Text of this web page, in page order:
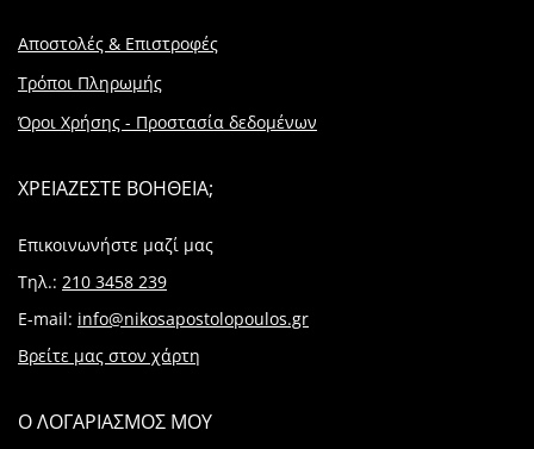
Αποστολές & Επιστροφές
Τρόποι Πληρωμής
Όροι Χρήσης - Προστασία δεδομένων
ΧΡΕΙΑΖΕΣΤΕ ΒΟΗΘΕΙΑ;
Επικοινωνήστε μαζί μας
Τηλ.: 210 3458 239
E-mail: info@nikosapostolopoulos.gr
Βρείτε μας στον χάρτη
Ο ΛΟΓΑΡΙΑΣΜΟΣ ΜΟΥ